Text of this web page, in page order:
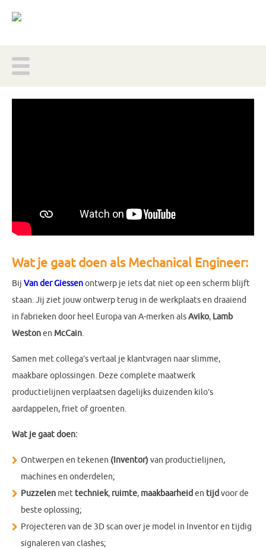
Wat je gaat doen als Mechanical Engineer:
Bij Van der Giessenontwerp je iets dat niet op een scherm blijft
staan. Jij ziet jouw ontwerp terug in de werkplaats en draaiend
in fabrieken door heel Europa van A-merken alsAviko, Lamb
Westonen McCain.
Samen met collega’s vertaal je klantvragen naar slimme,
maakbare oplossingen. Deze complete maatwerk
productielijnen verplaatsen dagelijks duizenden kilo’s
aardappelen, friet of groenten.
Wat je gaat doen:
Ontwerpen en tekenen (Inventor) van productielijnen,
machines en onderdelen;
Puzzelen met techniek, ruimte, maakbaarheiden tijdvoor de
beste oplossing;
Projecteren van de 3D scan over je model in Inventor en tijdig
signaleren van clashes;